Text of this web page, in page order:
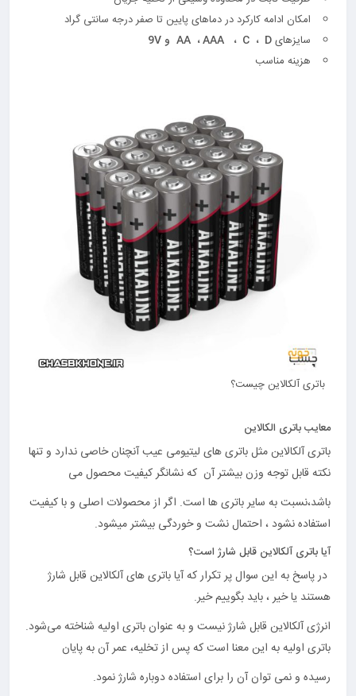
امکان ادامه کارکرد در دماهای پایین تا صفر درجه سانتی گراد
سایزهای
AA ،AAA ، C ، D و 9V
هزینه مناسب
باتری آلکالاین چیست؟
معایب باتری الکالاین
باتری آلکالاین مثل باتری های لیتیومی عیب آنچنان خاصی ندارد و تنها
نکته قابل توجه وزن بیشتر آن که نشانگر کیفیت محصول می
باشد،نسبت به سایر باتری ها است. اگر از محصولات اصلی و با کیفیت
استفاده نشود ، احتمال نشت و خوردگی بیشتر میشود.
آیا باتری آلکالاین قابل شارژ است؟
در پاسخ به این سوال پر تکرار که آیا باتری های آلکالاین قابل شارژ
هستند یا خیر ، باید بگوییم خیر.
انرژی آلکالاین قابل شارژ نیست و به عنوان باتری اولیه شناخته می‌شود.
باتری اولیه به این معنا است که پس از تخلیه، عمر آن به پایان
رسیده و نمی توان آن را برای استفاده دوباره شارژ نمود.